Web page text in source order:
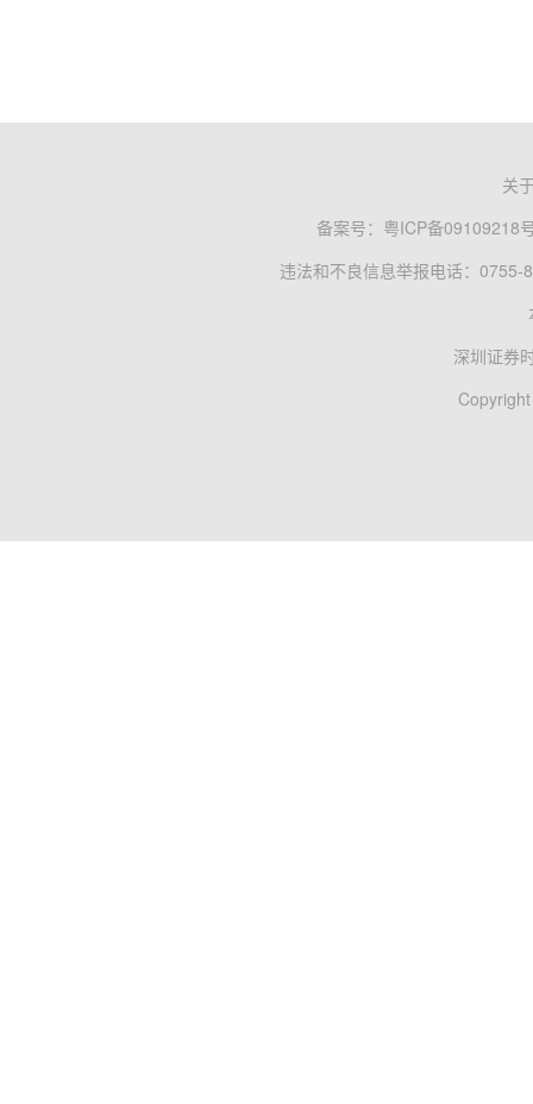
关
备案号： 粤ICP备09109218
违法和不良信息举报电话：0755-
深圳证券